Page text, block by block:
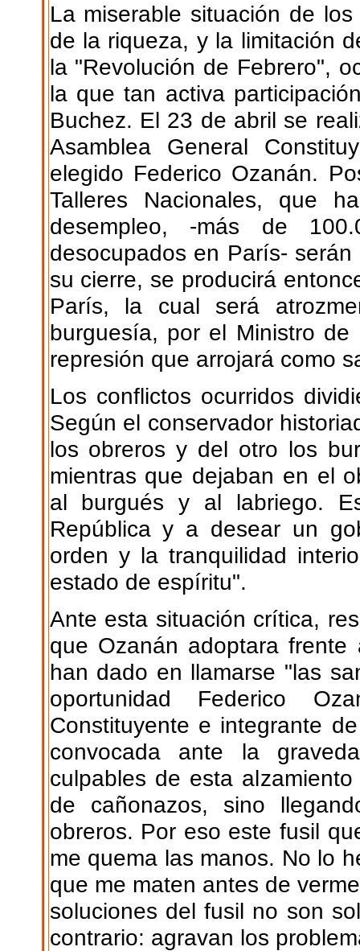
La miserable situación de
de la riqueza, y la limitación
la "Revolución de Febrero",
la que tan activa
Buchez. El 23 de abril se
Asamblea General
elegido Federico Ozanán.
Talleres Nacionales, que
desempleo, -más de
desocupados en París-
su cierre, se producirá
París, la cual será
burguesía, por el Ministro
represión que arrojará como
Los conflictos ocurridos
Según el conservador
los obreros y del otro los
mientras que dejaban en el
al burgués y al labriego.
República y a desear un
orden y la tranquilidad
estado de espíritu".
Ante esta situación crítica,
que Ozanán adoptara
han dado en llamarse "las
oportunidad Federico
Constituyente e integrante
convocada ante la
culpables de esta
de cañonazos, sino
obreros. Por eso este fusil
me quema las manos. No lo
que me maten antes de
soluciones del fusil no son
contrario: agravan los